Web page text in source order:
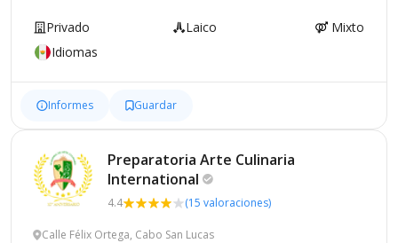
Privado Laico
Mixto
Idiomas
Informes Guardar
Preparatoria Arte Culinaria
International
4.4 (15 valoraciones)
Calle Félix Ortega, Cabo San Lucas